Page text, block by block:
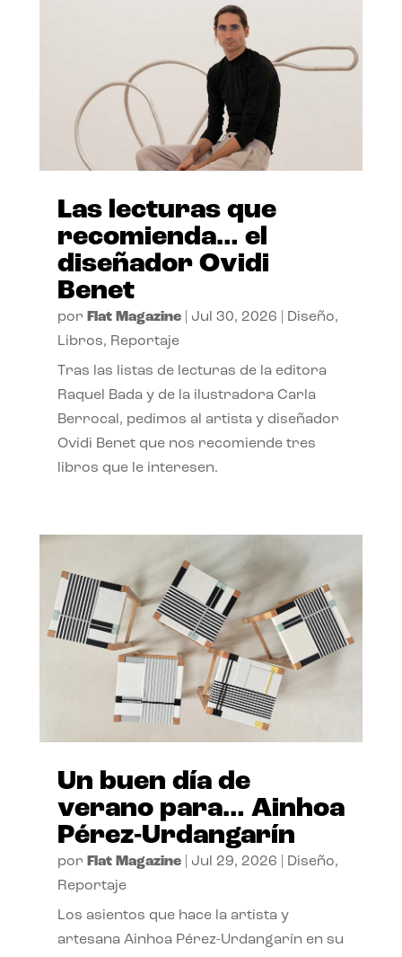
Las lecturas que
recomienda… el
diseñador Ovidi
Benet
por Flat Magazine| Jul 30, 2026 Diseño,
Libros, Reportaje
Tras las listas de lecturas de la editora
Raquel Bada y de la ilustradora Carla
Berrocal, pedimos al artista y diseñador
Ovidi Benet que nos recomiende tres
libros que le interesen.
Un buen día de
verano para… Ainhoa
Pérez-Urdangarín
por Flat Magazine| Jul 29, 2026 Diseño,
Reportaje
Los asientos que hace la artista y
artesana Ainhoa Pérez-Urdangarín en su